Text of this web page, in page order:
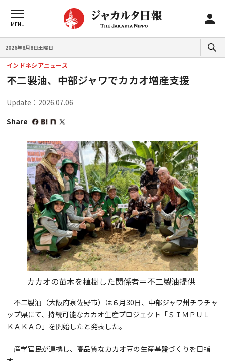
2026年8月8日土曜日
インドネシアニュース
不二製油、中部ジャワでカカオ増産支援
Update：2026.07.06
Share
カカオの苗木を植樹した関係者＝不二製油提供
不二製油（大阪府泉佐野市）は６月30日、中部ジャワ州チラチャ
ップ県にて、持続可能なカカオ生産プロジェクト「ＳＩＭＰＵＬ
ＫＡＫＡＯ」を開始したと発表した。
産学官民が連携し、高品質なカカオ豆の生産基盤づくりを目指